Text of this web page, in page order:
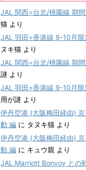
JAL 関西=台北/桃園線 期
猫 より
JAL 羽田=香港線 9-10月限
ヌキ猫 より
JAL 関西=台北/桃園線 期
謎 より
JAL 羽田=香港線 9-10月限
用が謎 より
伊丹空港 (大阪梅田経由)
動 編 に タヌキ猫 より
伊丹空港 (大阪梅田経由)
動 編 に キュウ親 より
JAL Marriott Bonvoy との